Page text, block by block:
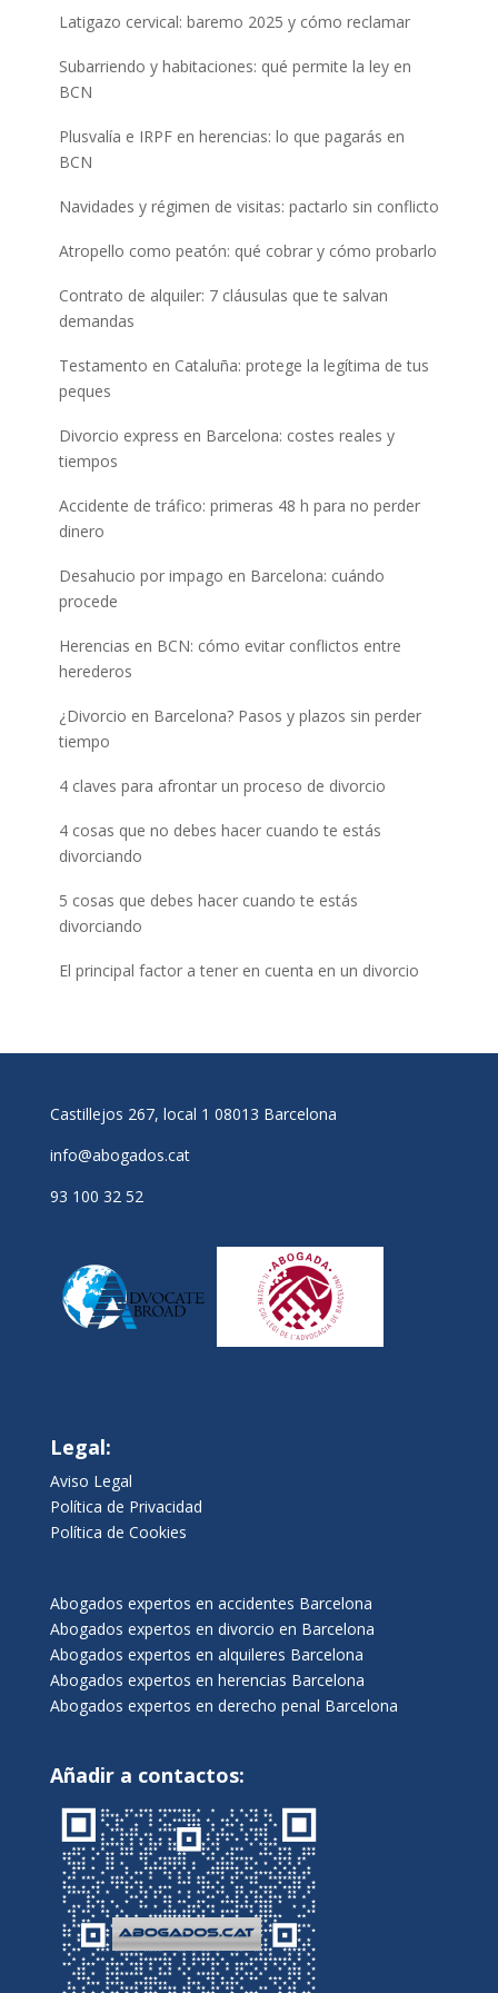
Latigazo cervical: baremo 2025 y cómo reclamar
Subarriendo y habitaciones: qué permite la ley en
BCN
Plusvalía e IRPF en herencias: lo que pagarás en
BCN
Navidades y régimen de visitas: pactarlo sin conflicto
Atropello como peatón: qué cobrar y cómo probarlo
Contrato de alquiler: 7 cláusulas que te salvan
demandas
Testamento en Cataluña: protege la legítima de tus
peques
Divorcio express en Barcelona: costes reales y
tiempos
Accidente de tráfico: primeras 48 h para no perder
dinero
Desahucio por impago en Barcelona: cuándo
procede
Herencias en BCN: cómo evitar conflictos entre
herederos
¿Divorcio en Barcelona? Pasos y plazos sin perder
tiempo
4 claves para afrontar un proceso de divorcio
4 cosas que no debes hacer cuando te estás
divorciando
5 cosas que debes hacer cuando te estás
divorciando
El principal factor a tener en cuenta en un divorcio
Castillejos 267, local 1 08013 Barcelona
info@abogados.cat
93 100 32 52
Legal:
Aviso Legal
Política de Privacidad
Política de Cookies
Abogados expertos en accidentes Barcelona
Abogados expertos en divorcio en Barcelona
Abogados expertos en alquileres Barcelona
Abogados expertos en herencias Barcelona
Abogados expertos en derecho penal Barcelona
Añadir a contactos: